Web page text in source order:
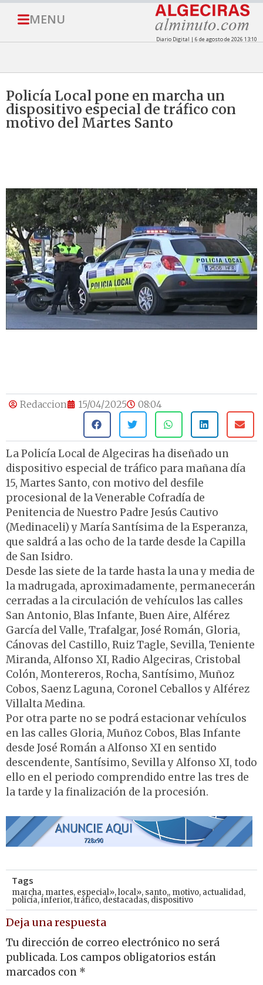
MENU
Diario Digital | 6 de agosto de 2026 13:10
Policía Local pone en marcha un
dispositivo especial de tráfico con
motivo del Martes Santo
Redaccion 15/04/2025 08:04
La Policía Local de Algeciras ha diseñado un
dispositivo especial de tráfico para mañana día
15, Martes Santo, con motivo del desfile
procesional de la Venerable Cofradía de
Penitencia de Nuestro Padre Jesús Cautivo
(Medinaceli) y María Santísima de la Esperanza,
que saldrá a las ocho de la tarde desde la Capilla
de San Isidro.
Desde las siete de la tarde hasta la una y media de
la madrugada, aproximadamente, permanecerán
cerradas a la circulación de vehículos las calles
San Antonio, Blas Infante, Buen Aire, Alférez
García del Valle, Trafalgar, José Román, Gloria,
Cánovas del Castillo, Ruiz Tagle, Sevilla, Teniente
Miranda, Alfonso XI, Radio Algeciras, Cristobal
Colón, Montereros, Rocha, Santísimo, Muñoz
Cobos, Saenz Laguna, Coronel Ceballos y Alférez
Villalta Medina.
Por otra parte no se podrá estacionar vehículos
en las calles Gloria, Muñoz Cobos, Blas Infante
desde José Román a Alfonso XI en sentido
descendente, Santísimo, Sevilla y Alfonso XI, todo
ello en el periodo comprendido entre las tres de
la tarde y la finalización de la procesión.
Tags
marcha, martes, especial»,local», santo,, motivo, actualidad,
policía,inferior,tráfico, destacadas, dispositivo
Deja una respuesta
Tu dirección de correo electrónico no será
publicada. Los campos obligatorios están
marcados con *